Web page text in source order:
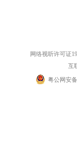
网络视听许可证
互
粤公网安